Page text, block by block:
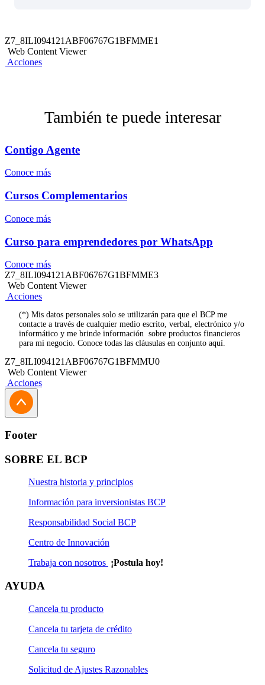
Z7_8ILI094121ABF06767G1BFMME1
Web Content Viewer
Acciones
También te puede interesar
Contigo Agente
Conoce más
Cursos Complementarios
Conoce más
Curso para emprendedores por WhatsApp
Conoce más
Z7_8ILI094121ABF06767G1BFMME3
Web Content Viewer
Acciones
(*) Mis datos personales solo se utilizarán para que el BCP me
contacte a través de cualquier medio escrito, verbal, electrónico y/o
informático y me brinde información sobre productos financieros
para mi negocio. Conoce todas las cláusulas en conjunto aquí.
Z7_8ILI094121ABF06767G1BFMMU0
Web Content Viewer
Acciones
Footer
SOBRE EL BCP
Nuestra historia y principios
Información para inversionistas BCP
Responsabilidad Social BCP
Centro de Innovación
Trabaja con nosotros ¡Postula hoy!
AYUDA
Cancela tu producto
Cancela tu tarjeta de crédito
Cancela tu seguro
Solicitud de Ajustes Razonables